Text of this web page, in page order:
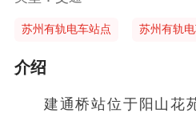
苏州有轨电车站点 苏州有轨
介绍
建通桥站位于阳山花